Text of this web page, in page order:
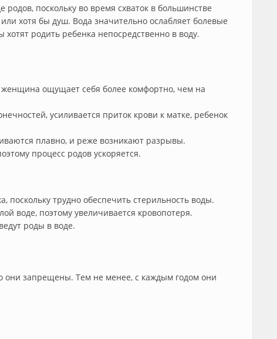
поскольку во время схваток в большинстве
хотя бы душ. Вода значительно ослабляет болевые
родить ребенка непосредственно в воду.
женщина ощущает себя более комфортно, чем на
усиливается приток крови к матке, ребенок
плавно, и реже возникают разрывы.
процесс родов ускоряется.
трудно обеспечить стерильность воды.
воде, поэтому увеличивается кровопотеря.
роды в воде.
они запрещены. Тем не менее, с каждым годом они